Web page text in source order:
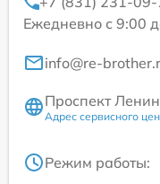
Ежедневно с 9:00
info@re-
Проспект
Адрес сервисного
Режим работы: